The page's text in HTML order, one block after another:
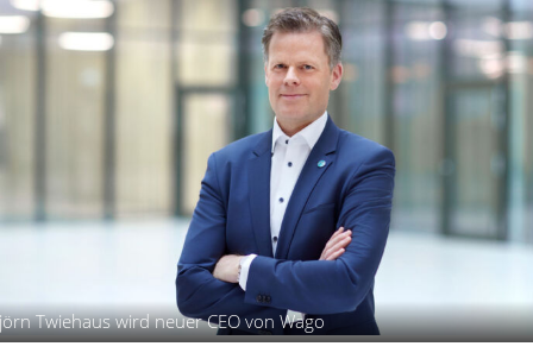
h
c
u
n
g
r
k
t
Twiehaus wird neuer CEO von Wago